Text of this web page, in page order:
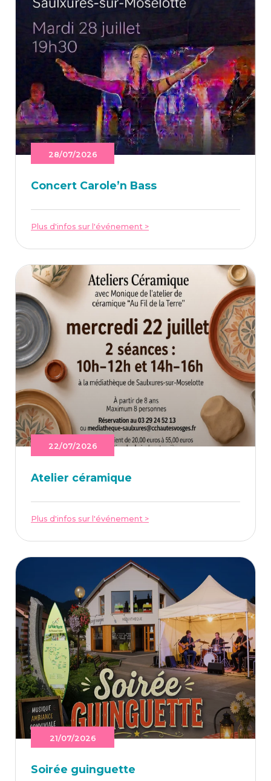
28/07/2026
Concert Caro­le’n Bass
Plus d'infos sur l'événement >
22/07/2026
Ate­lier céramique
Plus d'infos sur l'événement >
21/07/2026
Soi­rée guinguette